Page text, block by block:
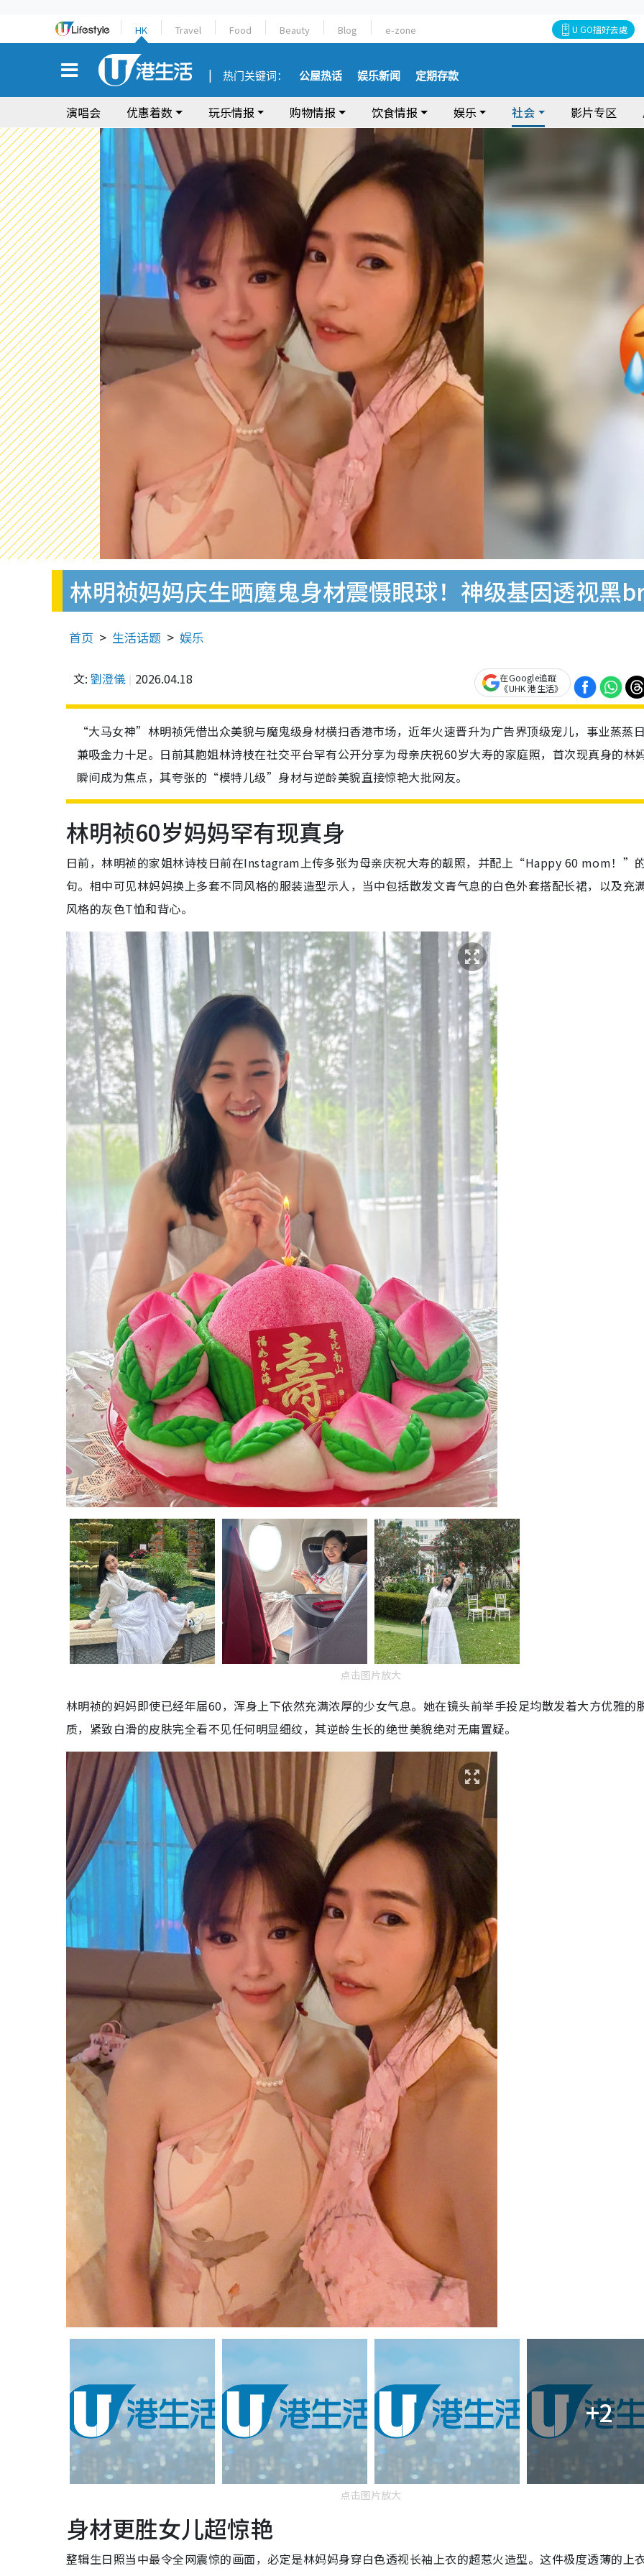
HK Travel Food Beauty Blog e-zone U GO搵好去處
热门关键词： 公屋热话 娱乐新闻 定期存款
演唱会 优惠着数 玩乐情报 购物情报 饮食情报 娱乐 社会 影片专区
林明祯妈妈庆生晒魔鬼身材震慑眼球！神级基因透视黑
首页 生活话题 娱乐
文: 劉澄儀 2026.04.18
在Google追蹤
《UHK 港生活》
“大马女神”林明祯凭借出众美貌与魔鬼级身材横扫香港市场，近年火速晋升为广告界顶级宠儿，事业蒸蒸
兼吸金力十足。日前其胞姐林诗枝在社交平台罕有公开分享为母亲庆祝60岁大寿的家庭照，首次现真身的林
瞬间成为焦点，其夸张的“模特儿级”身材与逆龄美貌直接惊艳大批网友。
林明祯60岁妈妈罕有现真身
日前，林明祯的家姐林诗枝日前在Instagram上传多张为母亲庆祝大寿的靓照，并配上“Happy 60 mom！”
句。相中可见林妈妈换上多套不同风格的服装造型示人，当中包括散发文青气息的白色外套搭配长裙，以及充
风格的灰色T恤和背心。
点击图片放大
林明祯的妈妈即使已经年届60，浑身上下依然充满浓厚的少女气息。她在镜头前举手投足均散发着大方优雅的
质，紧致白滑的皮肤完全看不见任何明显细纹，其逆龄生长的绝世美貌绝对无庸置疑。
+2
点击图片放大
身材更胜女儿超惊艳
整辑生日照当中最令全网震惊的画面，必定是林妈妈身穿白色透视长袖上衣的超惹火造型。这件极度透薄的上